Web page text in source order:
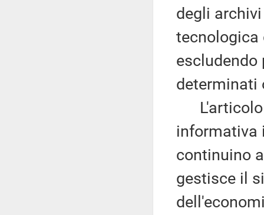
degli
tecnologica
determinati
L'articolo
informativa
continuino
gestisce il